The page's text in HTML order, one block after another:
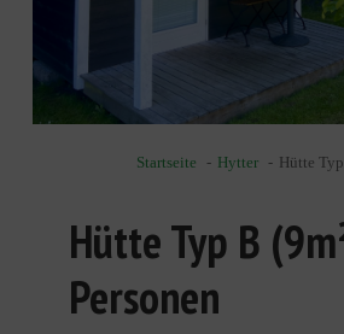
Startseite Hytter Hütte
Hütte Typ B
Personen